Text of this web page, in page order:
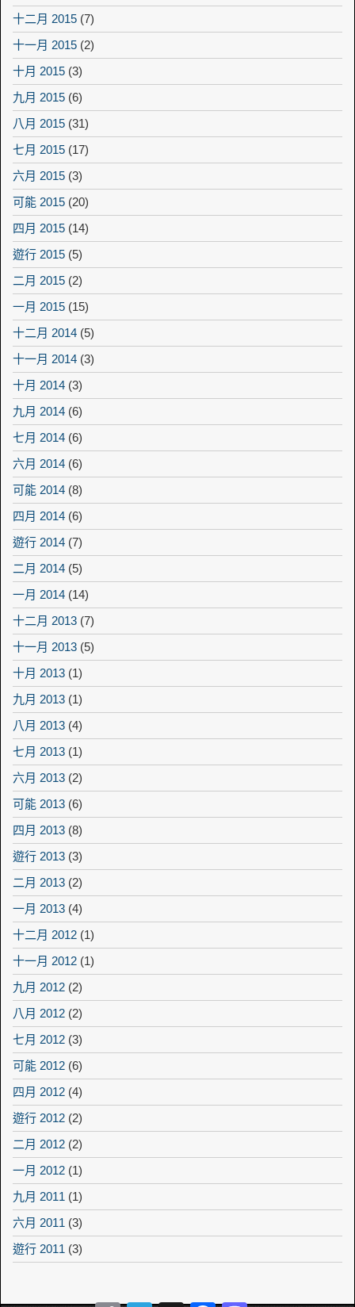
十二月 2015 (7)
十一月 2015 (2)
十月 2015 (3)
九月 2015 (6)
八月 2015 (31)
七月 2015 (17)
六月 2015 (3)
可能 2015 (20)
四月 2015 (14)
遊行 2015 (5)
二月 2015 (2)
一月 2015 (15)
十二月 2014 (5)
十一月 2014 (3)
十月 2014 (3)
九月 2014 (6)
七月 2014 (6)
六月 2014 (6)
可能 2014 (8)
四月 2014 (6)
遊行 2014 (7)
二月 2014 (5)
一月 2014 (14)
十二月 2013 (7)
十一月 2013 (5)
十月 2013 (1)
九月 2013 (1)
八月 2013 (4)
七月 2013 (1)
六月 2013 (2)
可能 2013 (6)
四月 2013 (8)
遊行 2013 (3)
二月 2013 (2)
一月 2013 (4)
十二月 2012 (1)
十一月 2012 (1)
九月 2012 (2)
八月 2012 (2)
七月 2012 (3)
可能 2012 (6)
四月 2012 (4)
遊行 2012 (2)
二月 2012 (2)
一月 2012 (1)
九月 2011 (1)
六月 2011 (3)
遊行 2011 (3)